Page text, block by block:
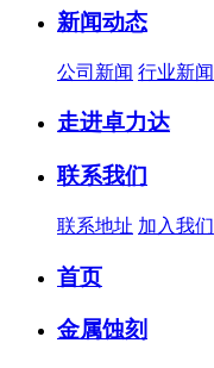
新闻动态
公司新闻 行业新闻
走进卓力达
联系我们
联系地址 加入我们
首页
金属蚀刻